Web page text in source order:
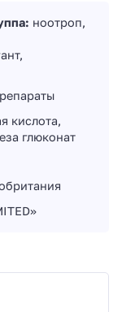
ноотроп,
кислота,
глюконат